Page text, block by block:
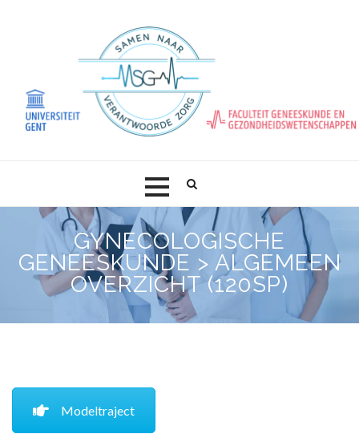
GYNECOLOGISCHE
GENEESKUNDE > ALGEMEEN
OVERZICHT (120SP)
Modeltraject